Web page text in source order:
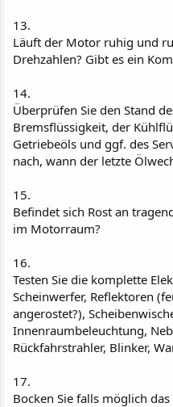
13.
Läuft der Motor ruhig und
Drehzahlen? Gibt es ein
14.
Überprüfen Sie den Stand
Bremsflüssigkeit, der
Getriebeöls und ggf. des
nach, wann der letzte
15.
Befindet sich Rost an
im Motorraum?
16.
Testen Sie die komplette
Scheinwerfer, Reflektoren
angerostet?),
Innenraumbeleuchtung,
Rückfahrstrahler, Blinker,
17.
Bocken Sie falls möglich